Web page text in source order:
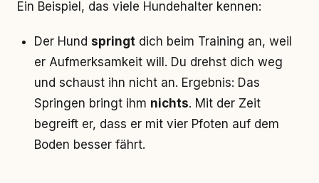
Ein Beispiel, das viele Hundehalter kennen:
Der Hund springt dich beim Training an, weil
er Aufmerksamkeit will. Du drehst dich weg
und schaust ihn nicht an. Ergebnis: Das
Springen bringt ihm nichts. Mit der Zeit
begreift er, dass er mit vier Pfoten auf dem
Boden besser fährt.